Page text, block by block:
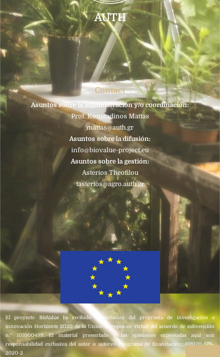
AUTH
Contact
Asuntos sobre la administración y/o coordinación:
Prof. Konstadinos Mattas
mattas@auth.gr
Asuntos sobre la difusión:
info@biovalue-project.eu
Asuntos sobre la gestión:
Asterios Theofilou
tasterios@agro.auth.gr
El proyecto BioValue ha recibido financiación del programa de investigación e
innovación Horizonte 2020 de la Unión Europea en virtud del acuerdo de subvención
n.º 101000499. El material presentado y las opiniones expresadas aquí son
responsabilidad exclusiva del autor o autores. Programa de financiación: H2020-SFS-
2020-2